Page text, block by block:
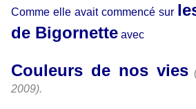
Comme elle avait commencé sur
de Bigornette avec
Couleurs de nos vies
2009).